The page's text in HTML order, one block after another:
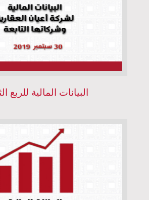
البيانات المالية للربع